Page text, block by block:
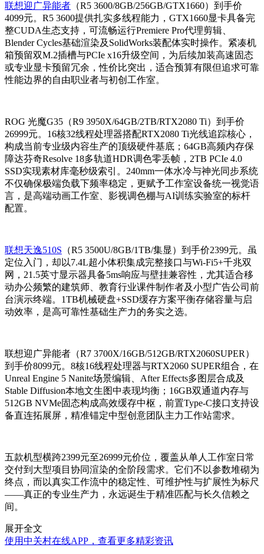
联想迎广异能者 （R5 3600/8GB/256GB/GTX1660）到手价
4099元。R5 3600提供扎实多线程能力，GTX1660显卡具备完
整CUDA生态支持，可流畅运行Premiere Pro代理剪辑、
Blender Cycles基础渲染及SolidWorks装配体实时操作。紧凑机
箱预留双M.2插槽与PCIe x16升级空间，为后续加装高速固态
或专业显卡预留冗余，性价比突出，适合预算有限但追求可靠
性能边界的自由职业者与初创工作室。
ROG 光魔G35（R9 3950X/64GB/2TB/RTX2080 Ti）到手价
26999元。16核32线程处理器搭配RTX2080 Ti光线追踪核心，
构成当前专业级内容生产的顶级硬件基底；64GB高频内存保
障达芬奇Resolve 18多轨道HDR调色零丢帧，2TB PCIe 4.0
SSD实现素材库毫秒级索引。240mm一体水冷与神光同步系统
不仅确保极端负载下频率稳定，更赋予工作室设备统一视觉语
言，是高端动画工作室、影视调色棚与AI训练实验室的标杆
配置。
联想天逸510S （R5 3500U/8GB/1TB/集显）到手价2399元。虽
定位入门，却以7.4L超小体积集成完整接口与Wi-Fi5+千兆双
网，21.5英寸显示器具备5ms响应与壁挂兼容性，尤其适合移
动办公频繁的建筑师、教育行业课件制作者及小型广告公司前
台演示终端。1TB机械硬盘+SSD缓存方案平衡存储容量与启
动效率，是高可靠性基础生产力的务实之选。
联想迎广异能者（R7 3700X/16GB/512GB/RTX2060SUPER）
到手价8099元。8核16线程处理器与RTX2060 SUPER组合，在
Unreal Engine 5 Nanite场景编辑、After Effects多图层合成及
Stable Diffusion本地文生图中表现均衡；16GB双通道内存与
512GB NVMe固态构成高效缓存中枢，前置Type-C接口支持设
备直连拓展屏，精准锚定中型创意团队主力工作站需求。
五款机型横跨2399元至26999元价位，覆盖从单人工作室日常
交付到大型项目协同渲染的全阶段需求。它们不以参数堆砌为
终点，而以真实工作流中的稳定性、可维护性与扩展性为标尺
——真正的专业生产力，永远诞生于精准匹配与长久信赖之
间。
展开全文
使用中关村在线APP，查看更多精彩资讯